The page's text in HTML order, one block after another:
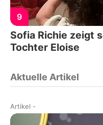
9
Sofia Richie zeigt
Tochter Eloise
Aktuelle Artikel
Artikel -